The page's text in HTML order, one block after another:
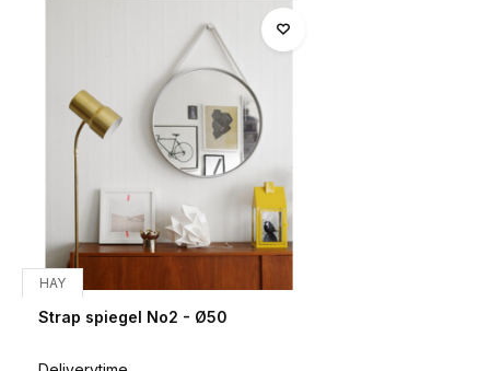
HAY
Strap spiegel No2 - Ø50